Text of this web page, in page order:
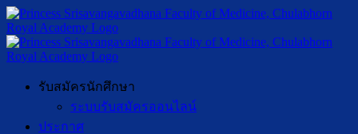
รับสมัครนักศึกษา
ระบบรับสมัครออนไลน์
ประกาศ